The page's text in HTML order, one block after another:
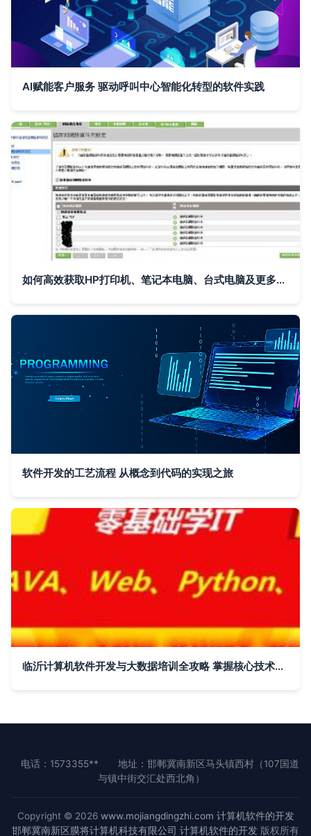
AI赋能客户服务 驱动呼叫中心智能化转型的软件实践
如何高效获取HP打印机、笔记本电脑、台式电脑及更多产品的软件与驱动下载与技术支持
软件开发的工艺流程 从概念到代码的实现之旅
临沂计算机软件开发与大数据培训全攻略 掌握核心技术，开启职业新篇章
电话：1573355**
地址：邯郸冀南新区马头镇西村（107国道
与镇中街交汇处西北角）
Copyright © 2026 www.mojiangdingzhi.com 计算机软件的开发
邯郸冀南新区膜将计算机科技有限公司 计算机软件的开发 版权所有